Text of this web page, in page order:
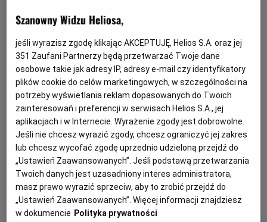
Gwiazdozbiór Psa - bilety już w
sprzedaży!
Przeżyj emocjonującą historię o odwadze, przetrwaniu i
poszukiwaniu nadziei w postapokaliptycznym świecie.
Szanowny Widzu Heliosa,
jeśli wyrazisz zgodę klikając AKCEPTUJĘ, Helios S.A. oraz jej
351 Zaufani Partnerzy będą przetwarzać Twoje dane
osobowe takie jak adresy IP, adresy e-mail czy identyfikatory
plików cookie do celów marketingowych, w szczególności na
potrzeby wyświetlania reklam dopasowanych do Twoich
zainteresowań i preferencji w serwisach Helios S.A., jej
aplikacjach i w Internecie. Wyrażenie zgody jest dobrowolne.
Jeśli nie chcesz wyrazić zgody, chcesz ograniczyć jej zakres
lub chcesz wycofać zgodę uprzednio udzieloną przejdź do
„Ustawień Zaawansowanych”. Jeśli podstawą przetwarzania
Twoich danych jest uzasadniony interes administratora,
masz prawo wyrazić sprzeciw, aby to zrobić przejdź do
„Ustawień Zaawansowanych”. Więcej informacji znajdziesz
w dokumencie Polityka prywatności